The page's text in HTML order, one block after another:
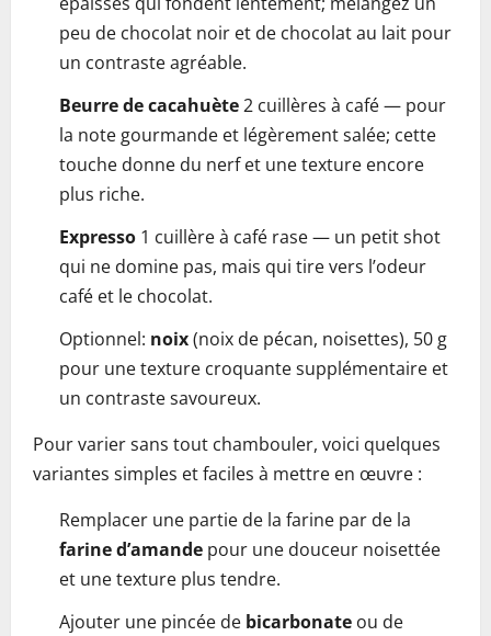
peu de chocolat noir et de chocolat au lait pour
un contraste agréable.
Beurre de cacahuète2 cuillères à café — pour
la note gourmande et légèrement salée; cette
touche donne du nerf et une texture encore
plus riche.
Expresso 1 cuillère à café rase — un petit shot
qui ne domine pas, mais qui tire vers l’odeur
café et le chocolat.
Optionnel: noix(noix de pécan, noisettes), 50 g
pour une texture croquante supplémentaire et
un contraste savoureux.
Pour varier sans tout chambouler, voici quelques
variantes simples et faciles à mettre en œuvre :
Remplacer une partie de la farine par de la
farine d’amande pour une douceur noisettée
et une texture plus tendre.
Ajouter une pincée de bicarbonate ou de